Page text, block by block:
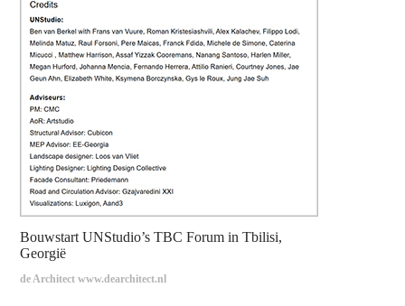
Bouwstart UNStudio’s TBC Forum in Tbilisi,
Georgië
de Architect www.dearchitect.nl